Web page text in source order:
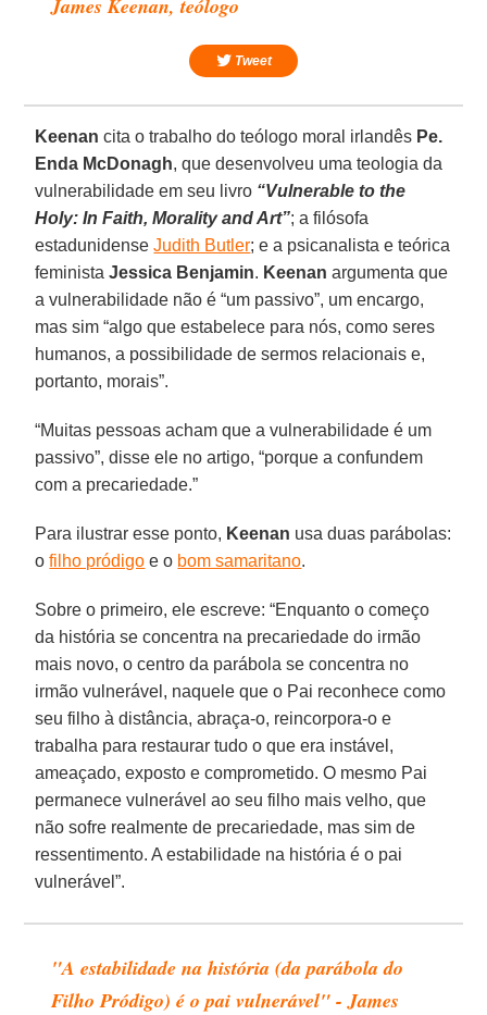
James Keenan, teólogo
Tweet
Keenan cita o trabalho do teólogo moral irlandês Pe.
Enda McDonagh, que desenvolveu uma teologia da
vulnerabilidade em seu livro “Vulnerable to the
Holy: In Faith, Morality and Art”; a filósofa
estadunidenseJudith Butler; e a psicanalista e teórica
feministaJessica Benjamin. Keenan argumenta que
a vulnerabilidade não é “um passivo”, um encargo,
mas sim “algo que estabelece para nós, como seres
humanos, a possibilidade de sermos relacionais e,
portanto, morais”.
“Muitas pessoas acham que a vulnerabilidade é um
passivo”, disse ele no artigo, “porque a confundem
com a precariedade.”
Para ilustrar esse ponto, Keenan usa duas parábolas:
ofilho pródigo e o bom samaritano.
Sobre o primeiro, ele escreve: “Enquanto o começo
da história se concentra na precariedade do irmão
mais novo, o centro da parábola se concentra no
irmão vulnerável, naquele que o Pai reconhece como
seu filho à distância, abraça-o, reincorpora-o e
trabalha para restaurar tudo o que era instável,
ameaçado, exposto e comprometido. O mesmo Pai
permanece vulnerável ao seu filho mais velho, que
não sofre realmente de precariedade, mas sim de
ressentimento. A estabilidade na história é o pai
vulnerável”.
"A estabilidade na história (da parábola do
Filho Pródigo) é o pai vulnerável" - James